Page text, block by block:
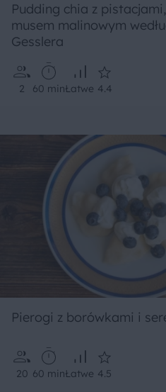
Pudding chia z
musem malinowym
Gesslera
2 60 minŁatwe 4.4
Pierogi z borówkami i
20 60 minŁatwe 4.5